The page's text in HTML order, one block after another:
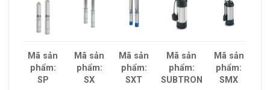
Mã sản
phẩm:
SP
Mã sản
phẩm:
SX
Mã sản
phẩm:
SXT
Mã sản
phẩm:
SUBTRON
Mã sản
phẩm:
SMX